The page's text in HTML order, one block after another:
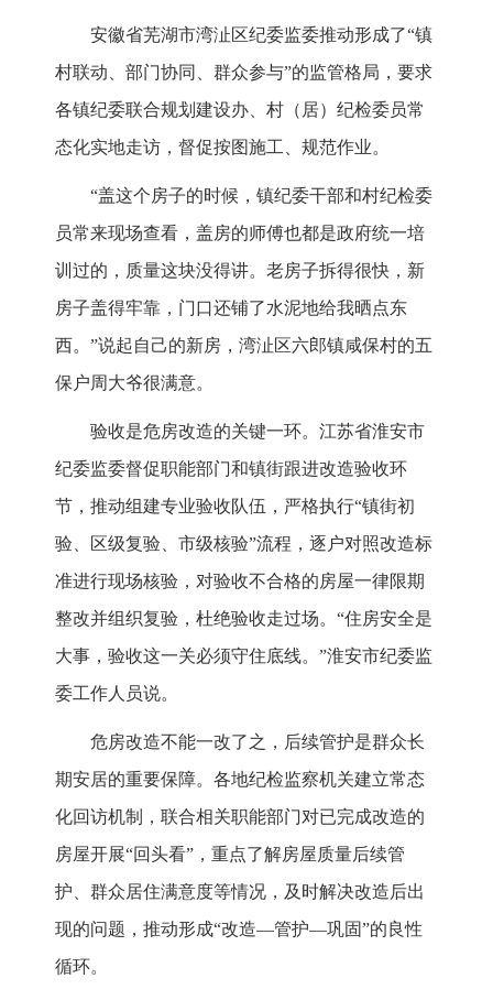
安徽省芜湖市湾沚区纪委监委推动形成了“镇
村联动、部门协同、群众参与”的监管格局，要求
各镇纪委联合规划建设办、村（居）纪检委员常
态化实地走访，督促按图施工、规范作业。
“盖这个房子的时候，镇纪委干部和村纪检委
员常来现场查看，盖房的师傅也都是政府统一培
训过的，质量这块没得讲。老房子拆得很快，新
房子盖得牢靠，门口还铺了水泥地给我晒点东
西。”说起自己的新房，湾沚区六郎镇咸保村的五
保户周大爷很满意。
验收是危房改造的关键一环。江苏省淮安市
纪委监委督促职能部门和镇街跟进改造验收环
节，推动组建专业验收队伍，严格执行“镇街初
验、区级复验、市级核验”流程，逐户对照改造标
准进行现场核验，对验收不合格的房屋一律限期
整改并组织复验，杜绝验收走过场。“住房安全是
大事，验收这一关必须守住底线。”淮安市纪委监
委工作人员说。
危房改造不能一改了之，后续管护是群众长
期安居的重要保障。各地纪检监察机关建立常态
化回访机制，联合相关职能部门对已完成改造的
房屋开展“回头看”，重点了解房屋质量后续管
护、群众居住满意度等情况，及时解决改造后出
现的问题，推动形成“改造—管护—巩固”的良性
循环。